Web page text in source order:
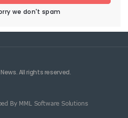
we don't spam
All rights reserved.
By MML Software Solutions